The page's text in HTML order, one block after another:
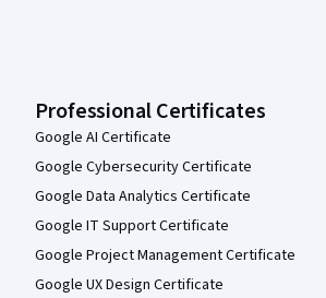
Professional Certificates
Google AI Certificate
Google Cybersecurity Certificate
Google Data Analytics Certificate
Google IT Support Certificate
Google Project Management Certificate
Google UX Design Certificate